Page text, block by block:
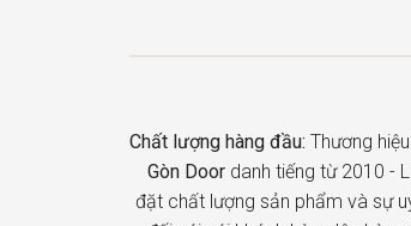
Chất lượng hàng đầu: Thương hiệu
Gòn Doordanh tiếng từ 2010 -
đặt chất lượng sản phẩm và sự